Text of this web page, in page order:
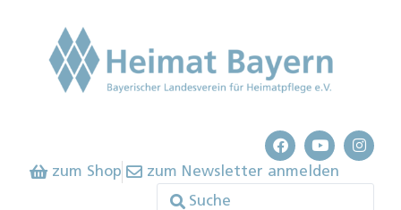
zum Shop zum Newsletter anmelden